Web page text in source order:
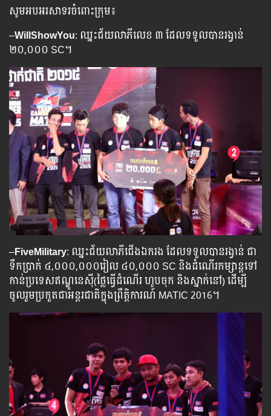
សូមអបអរសាទរចំពោះក្រុម៖
–WillShowYou: ឈ្នះជ័យលាភីលេខ ៣ ដែលទទួលបានរង្វាន់
២០,០០០ SC។
–FiveMilitary: ឈ្នះជ័យលាភីជើងឯករង ដែលទទួលបាន​រង្វាន់ ជា
ទឹកប្រាក់ ៤,០០០,០០០រៀល ៤០,០០០ SC និងដំណើរកម្សាន្តទៅ
កាន់ប្រទេសឥណ្ឌូនេស៊ី(ថ្លៃធ្វើដំណើរ ហូបចុក និងស្នាក់នៅ) ដើម្បី
ចូលរួមប្រកួតជាអន្តរជាតិក្នុងព្រឹត្តិការណ៍ MATIC 2016។